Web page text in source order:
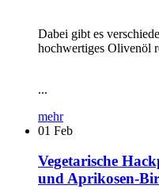
Dabei gibt es
hochwertiges Olivenöl
...
mehr
01 Feb
Vegetarische
und Aprikosen-